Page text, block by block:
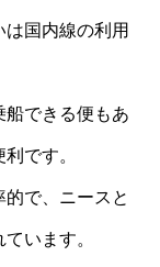
国内線の利用
船できる便もあ
です。
で、ニースと
います。